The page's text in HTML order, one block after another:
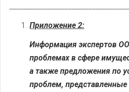
Приложение 2:
Информация экспертов
проблемах в сфере
а также предложения по
проблем,